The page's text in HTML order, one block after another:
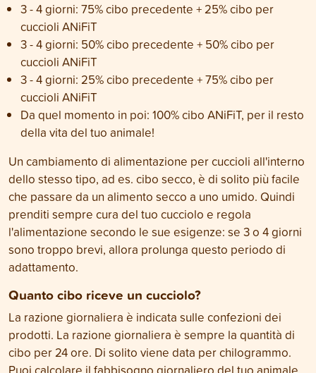
3 - 4 giorni: 75% cibo precedente + 25% cibo per
cuccioli ANiFiT
3 - 4 giorni: 50% cibo precedente + 50% cibo per
cuccioli ANiFiT
3 - 4 giorni: 25% cibo precedente + 75% cibo per
cuccioli ANiFiT
Da quel momento in poi: 100% cibo ANiFiT, per il resto
della vita del tuo animale!
Un cambiamento di alimentazione per cuccioli all'interno
dello stesso tipo, ad es. cibo secco, è di solito più facile
che passare da un alimento secco a uno umido. Quindi
prenditi sempre cura del tuo cucciolo e regola
l'alimentazione secondo le sue esigenze: se 3 o 4 giorni
sono troppo brevi, allora prolunga questo periodo di
adattamento.
Quanto cibo riceve un cucciolo?
La razione giornaliera è indicata sulle confezioni dei
prodotti. La razione giornaliera è sempre la quantità di
cibo per 24 ore. Di solito viene data per chilogrammo.